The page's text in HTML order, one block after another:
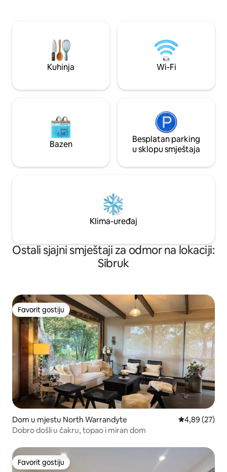
stolom. Potpuno opremljena kuhinja,
mašina za pranje suđa, mašina za pranje
veša, mašina za sušenje veša, besplatan
parking, Wi-Fi. 10 minuta hoda do voza,
smještaj uz more
pametni TV od
blizini svih
Kuhinja Wi-Fi
Bazen
Besplatan parking
u sklopu smještaja
Klima-uređaj
Ostali sjajni smještaji za odmor na lokaciji:
Sibruk
Favorit gostiju
Favorit gostiju
Dom u mjestu North Warrandyte Prosječna
4,89 (27)
Dobro došli u čakru, topao i miran dom
Favorit gostiju
Favorit gostiju